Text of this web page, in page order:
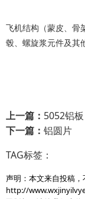
飞机结构（蒙皮、骨
毂、螺旋浆元件及其
上一篇： 5052铝板
下一篇： 铝圆片
TAG标签：
声明：本文来自投稿
http://